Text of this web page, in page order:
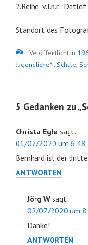
2.Reihe, v.l.n.r.:
Standort des
Bild
Veröffentlicht in
Jugendliche*r, Schule,
5 Gedanken zu „
Christa Egle sagt:
01/07/2020 um 6:48
Bernhard ist der
ANTWORTEN
Jörg W sagt:
02/07/2020 um
Danke!
ANTWORTEN